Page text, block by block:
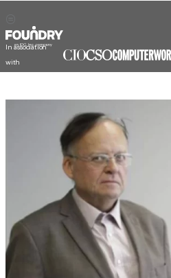
In association
with